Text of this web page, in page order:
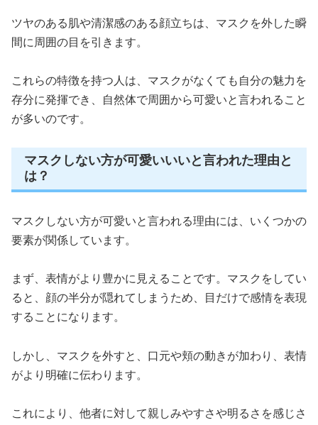
ツヤのある肌や清潔感のある顔立ちは、マスクを外した瞬
間に周囲の目を引きます。
これらの特徴を持つ人は、マスクがなくても自分の魅力を
存分に発揮でき、自然体で周囲から可愛いと言われること
が多いのです。
マスクしない方が可愛いいいと言われた理由と
は？
マスクしない方が可愛いと言われる理由には、いくつかの
要素が関係しています。
まず、表情がより豊かに見えることです。マスクをしてい
ると、顔の半分が隠れてしまうため、目だけで感情を表現
することになります。
しかし、マスクを外すと、口元や頬の動きが加わり、表情
がより明確に伝わります。
これにより、他者に対して親しみやすさや明るさを感じさ